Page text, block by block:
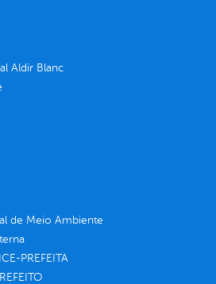
Aldir Blanc
de Meio Ambiente
PREFEITA